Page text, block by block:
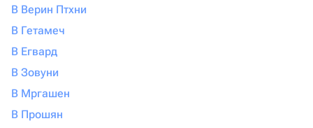
В Верин Птхни
В Гетамеч
В Егвард
В Зовуни
В Мргашен
В Прошян